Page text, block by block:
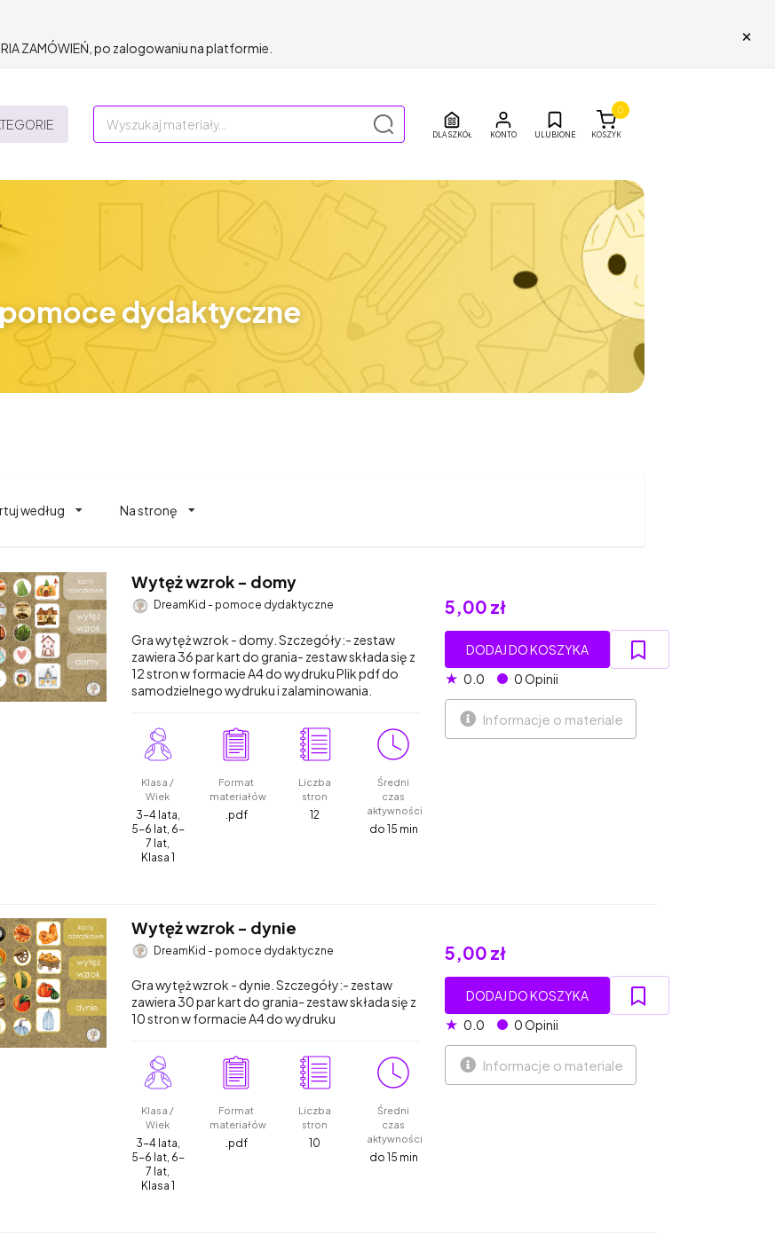
ZAMÓWIEŃ, po zalogowaniu na platformie.
×
DLA SZKÓŁ ULUBIONE KOSZYK
0
dydaktyczne
według Na stronę
Wytęż wzrok - domy
DreamKid - pomoce dydaktyczne
Gra wytęż wzrok - domy. Szczegóły:- zestaw
zawiera 36 par kart do grania- zestaw składa się z
12 stron w formacie A4 do wydruku Plik pdf do
samodzielnego wydruku i zalaminowania.
Klasa /
Wiek
3-4 lata,
5-6 lat, 6-
7 lat,
Klasa 1
Format
materiałów
.pdf
Liczba
stron
12
Średni
czas
aktywności
do 15 min
5,00 zł
DODAJ DO KOSZYKA
★ 0.0 0 Opinii
Informacje o materiale
Wytęż wzrok - dynie
DreamKid - pomoce dydaktyczne
Gra wytęż wzrok - dynie. Szczegóły:- zestaw
zawiera 30 par kart do grania- zestaw składa się z
10 stron w formacie A4 do wydruku
Klasa /
Wiek
3-4 lata,
5-6 lat, 6-
7 lat,
Klasa 1
Format
materiałów
.pdf
Liczba
stron
10
Średni
czas
aktywności
do 15 min
5,00 zł
DODAJ DO KOSZYKA
★ 0.0 0 Opinii
Informacje o materiale